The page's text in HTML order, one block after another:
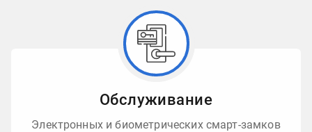
Обслуживание
Электронных и биометрических смарт-замков